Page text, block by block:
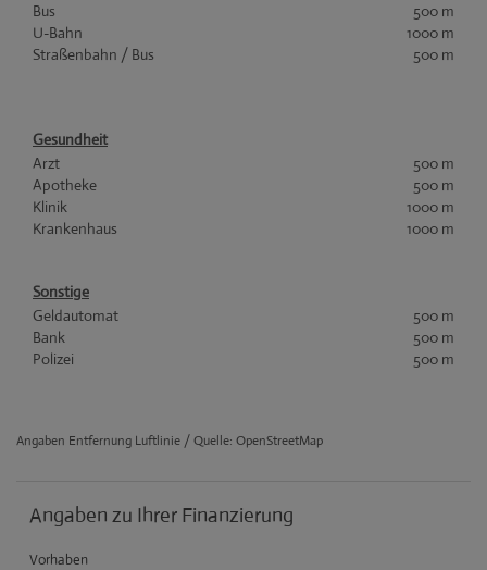
Bus
500 m
U-Bahn
1000 m
Straßenbahn / Bus
500 m
Gesundheit
Arzt
500 m
Apotheke
500 m
Klinik
1000 m
Krankenhaus
1000 m
Sonstige
Geldautomat
500 m
Bank
500 m
Polizei
500 m
Angaben Entfernung Luftlinie / Quelle: OpenStreetMap